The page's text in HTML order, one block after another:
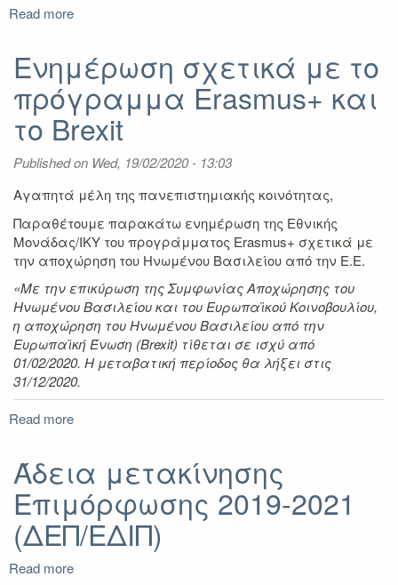
2019-
2021
Read more
Webinar
Επιμόρφωση
μέσω
του
Προγράμματος
(ΚΑ103)
2019-
2021
Ενημέρωση σχετικά με το
πρόγραμμα Erasmus+ και
το Brexit
Published on Wed, 19/02/2020 - 13:03
Αγαπητά μέλη της πανεπιστημιακής κοινότητας,
Παραθέτουμε παρακάτω ενημέρωση της Εθνικής
Μονάδας/ΙΚΥ του προγράμματος Erasmus+ σχετικά με
την αποχώρηση του Ηνωμένου Βασιλείου από την Ε.Ε.
«Με την επικύρωση της Συμφωνίας Αποχώρησης του
Ηνωμένου Βασιλείου και του Ευρωπαϊκού Κοινοβουλίου,
η αποχώρηση του Ηνωμένου Βασιλείου από την
Ευρωπαϊκή Ένωση (Brexit) τίθεται σε ισχύ από
01/02/2020. Η μεταβατική περίοδος θα λήξει στις
31/12/2020.
Read more
με
πρόγραμμα
Erasmus+
και
Άδεια μετακίνησης
Επιμόρφωσης 2019-2021
(ΔΕΠ/ΕΔΙΠ)
Read more